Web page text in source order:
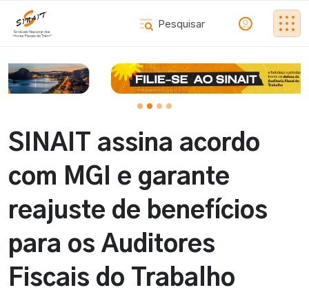
SINAIT assina acordo
com MGI e garante
reajuste de benefícios
para os Auditores
Fiscais do Trabalho